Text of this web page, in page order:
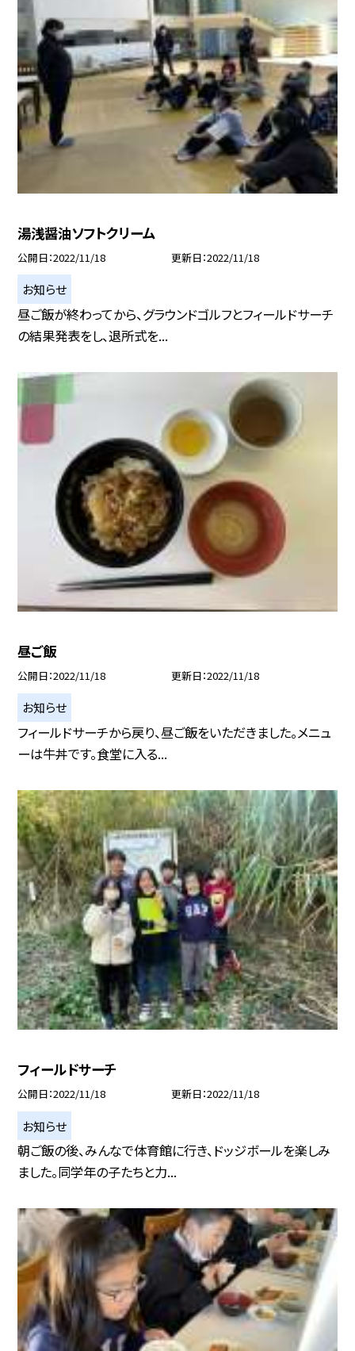
湯浅醤油ソフトクリーム
公開日 2022/11/18 更新日 2022/11/18
お知らせ
昼ご飯が終わってから、グラウンドゴルフとフィールドサーチ
の結果発表をし、退所式を...
昼ご飯
公開日 2022/11/18 更新日 2022/11/18
お知らせ
フィールドサーチから戻り、昼ご飯をいただきました。メニュ
ーは牛丼です。食堂に入る...
フィールドサーチ
公開日 2022/11/18 更新日 2022/11/18
お知らせ
朝ご飯の後、みんなで体育館に行き、ドッジボールを楽しみ
ました。同学年の子たちと力...